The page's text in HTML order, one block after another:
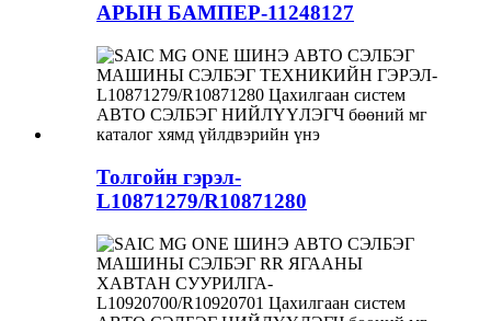
АРЫН БАМПЕР-11248127
Толгойн гэрэл-
L10871279/R10871280